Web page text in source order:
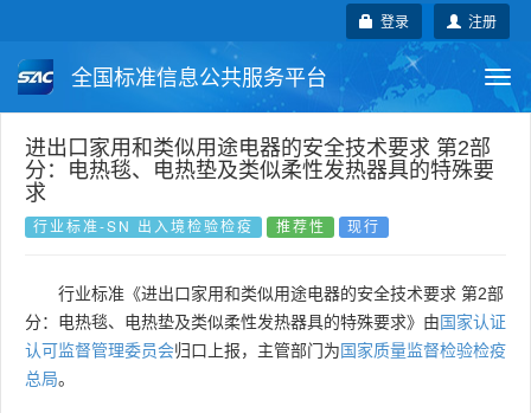
注册
登录
全国标准信息公共服务平台
国家标准 行业标准 地方标准
进出口家用和类似用途电器的安全技术要求 第2部
分：电热毯、电热垫及类似柔性发热器具的特殊要
求
行业标准-SN 出入境检验检疫 推荐性 现行
行业标准《进出口家用和类似用途电器的安全技术要求 第2部
分：电热毯、电热垫及类似柔性发热器具的特殊要求》由国家认证
认可监督管理委员会归口上报，主管部门为国家质量监督检验检疫
总局。